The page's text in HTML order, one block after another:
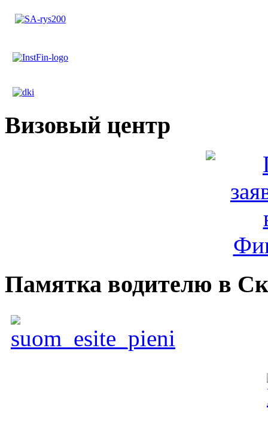
Визовый центр
Памятка водителю в